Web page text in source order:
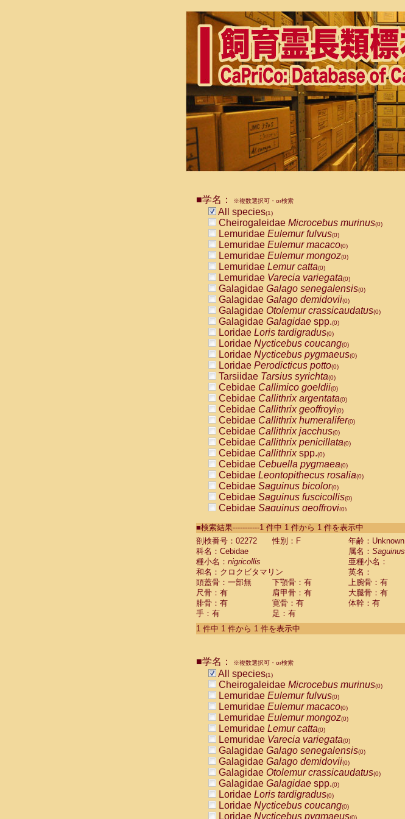
■学名： ※複数選択可・or検索
All species(1)
Cheirogaleidae Microcebus murinus(0)
Lemuridae Eulemur fulvus(0)
Lemuridae Eulemur macaco(0)
Lemuridae Eulemur mongoz(0)
Lemuridae Lemur catta(0)
Lemuridae Varecia variegata(0)
Galagidae Galago senegalensis(0)
Galagidae Galago demidovii(0)
Galagidae Otolemur crassicaudatus(0)
Galagidae Galagidae spp.(0)
Loridae Loris tardigradus(0)
Loridae Nycticebus coucang(0)
Loridae Nycticebus pygmaeus(0)
Loridae Perodicticus potto(0)
Tarsiidae Tarsius syrichta(0)
Cebidae Callimico goeldii(0)
Cebidae Callithrix argentata(0)
Cebidae Callithrix geoffroyi(0)
Cebidae Callithrix humeralifer(0)
Cebidae Callithrix jacchus(0)
Cebidae Callithrix penicillata(0)
Cebidae Callithrixspp.(0)
Cebidae Cebuella pygmaea(0)
Cebidae Leontopithecus rosalia(0)
Cebidae Saguinus bicolor(0)
Cebidae Saguinus fuscicollis(0)
Cebidae Saguinus geoffroyi(0)
CebidaeSaguinus labiatus(0)
Cebidae Saguinus leucopus (0)
Cebidae
CebidaeSaguinus mystax
CebidaeSaguinus nigricollis (1)
Cebidae Saguinus oedipus
Cebidae Saguinus weddelli
Cebidae Saguinusspp.
Cebidae Aotus trivirgatus
Cebidae Cebus albifrons
CebidaeCebus nigrivittatus
CebidaeCebus
CebidaeSaimiri boliviensis(0)
CebidaeSaimiri sciureus(0)
AtelidaeAlouatta caraya(0)
AtelidaeAlouatta fusca(0)
AtelidaeAlouatta seniculus
AtelidaeAlouattaspp.(0)
AtelidaeAteles belzebuth(0)
AtelidaeAteles geoffroyi(0)
AtelidaeAteles paniscus(0)
AtelidaeAtelesspp.(0)
Atelidae Lagothrix lagothricha
AtelidaeLagothrix lagothricha cana
PitheciidaeCacajao calvus rubicundus
■検索結果-----------1 件中 1 件から 1 件を表示中
剖検番号：02272
性別：F
年齢：Unknown
科名：Cebidae
属名： Saguinus
種小名： nigricollis
亜種小名：
和名：クロクビタマリン
英名：
頭蓋骨：一部無
下顎骨：有 上腕骨：有
尺骨：有
肩甲骨：有 大腿骨：有
腓骨：有
寛骨：有
体幹：有
手：有
足：有
1 件中 1 件から 1 件を表示中
■学名： ※複数選択可・or検索
All species(1)
Cheirogaleidae Microcebus murinus(0)
Lemuridae Eulemur fulvus(0)
Lemuridae Eulemur macaco(0)
Lemuridae Eulemur mongoz(0)
Lemuridae Lemur catta(0)
Lemuridae Varecia variegata(0)
Galagidae Galago senegalensis(0)
Galagidae Galago demidovii(0)
Galagidae Otolemur crassicaudatus(0)
Galagidae Galagidae spp.(0)
Loridae Loris tardigradus(0)
Loridae Nycticebus coucang(0)
Loridae Nycticebus pygmaeus(0)